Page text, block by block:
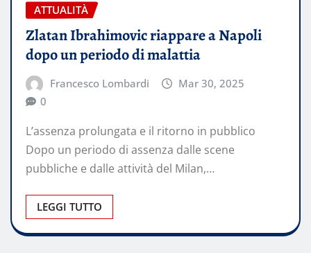
ATTUALITÀ
Zlatan Ibrahimovic riappare a Napoli
dopo un periodo di malattia
Francesco Lombardi
Mar 30, 2025
0
L’assenza prolungata e il ritorno in pubblico
Dopo un periodo di assenza dalle scene
pubbliche e dalle attività del Milan,…
LEGGI TUTTO